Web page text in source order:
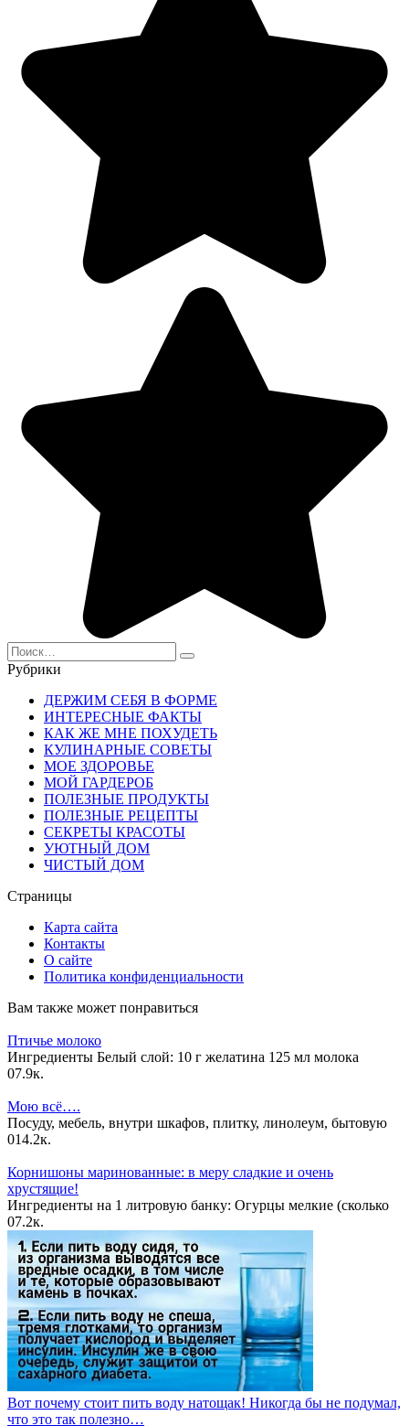
Search
for:
Рубрики
ДЕРЖИМ СЕБЯ В ФОРМЕ
ИНТЕРЕСНЫЕ ФАКТЫ
КАК ЖЕ МНЕ ПОХУДЕТЬ
КУЛИНАРНЫЕ СОВЕТЫ
МОЕ ЗДОРОВЬЕ
МОЙ ГАРДЕРОБ
ПОЛЕЗНЫЕ ПРОДУКТЫ
ПОЛЕЗНЫЕ РЕЦЕПТЫ
СЕКРЕТЫ КРАСОТЫ
УЮТНЫЙ ДОМ
ЧИСТЫЙ ДОМ
Страницы
Карта сайта
Контакты
О сайте
Политика конфиденциальности
Вам также может понравиться
Птичье молоко
Ингредиенты Белый слой: 10 г желатина 125 мл молока
07.9к.
Мою всё….
Посуду, мебель, внутри шкафов, плитку, линолеум, бытовую
014.2к.
Корнишоны маринованные: в меру сладкие и очень
хрустящие!
Ингредиенты на 1 литровую банку: Огурцы мелкие (сколько
07.2к.
Вот почему стоит пить воду натощак! Никогда бы не подумал,
что это так полезно…